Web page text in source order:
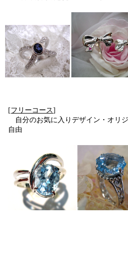
[フリーコース]
自分のお気に入りデザイン・オリ
自由